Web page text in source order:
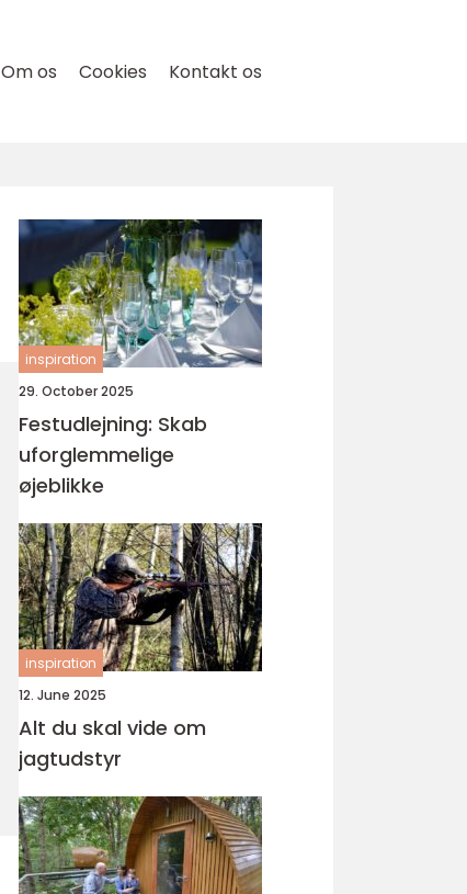
Om os Cookies Kontakt os
inspiration
29. October 2025
Festudlejning: Skab
uforglemmelige
øjeblikke
inspiration
12. June 2025
Alt du skal vide om
jagtudstyr